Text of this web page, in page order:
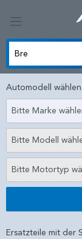
Automodell
Bitte Marke
Bitte Modell
Bitte Motortyp
Ersatzteile mit der